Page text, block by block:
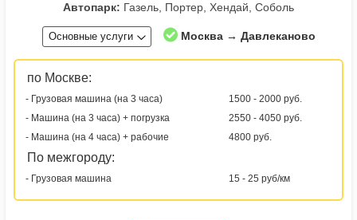
Автопарк: Газель, Портер, Хендай, Соболь
Основные услуги Москва → Давлеканово
по Москве:
- Грузовая машина (на 3 часа)
1500 - 2000 руб.
- Машина (на 3 часа) + погрузка
2550 - 4050 руб.
- Машина (на 4 часа) + рабочие
4800 руб.
По межгороду:
- Грузовая машина 15 - 25 руб/км